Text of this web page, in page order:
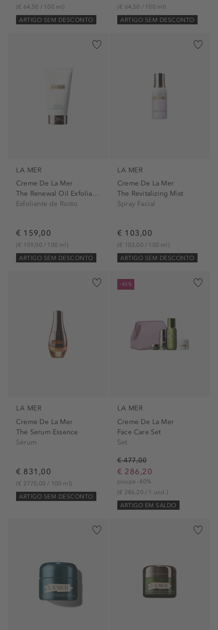
(€ 64,50 / 100 ml)
ARTIGO SEM DESCONTO
(€ 64,50 / 100 ml)
ARTIGO SEM DESCONTO
LA MER
Creme De La Mer
The Renewal Oil Exfoliator
Esfoliante de Rosto
€ 159,00
(€ 159,00 / 100 ml)
ARTIGO SEM DESCONTO
LA MER
Creme De La Mer
The Revitalizing Mist
Spray Facial
€ 103,00
(€ 103,00 / 100 ml)
ARTIGO SEM DESCONTO
LA MER
Creme De La Mer
The Serum Essence
Sérum
€ 831,00
(€ 2770,00 / 100 ml)
ARTIGO SEM DESCONTO
-40%
LA MER
Creme De La Mer
Face Care Set
Set
€ 477,00
€ 286,20
poupe -40%
(€ 286,20 / 1 und.)
ARTIGO EM SALDO